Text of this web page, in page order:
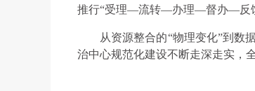
推行“受理—流转—办理—督办—反馈
从资源整合的“物理变化”到数
治中心规范化建设不断走深走实，